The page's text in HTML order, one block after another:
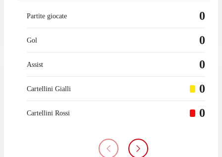
Partite giocate 0
Gol 0
Assist 0
Cartellini Gialli 0
Cartellini Rossi 0